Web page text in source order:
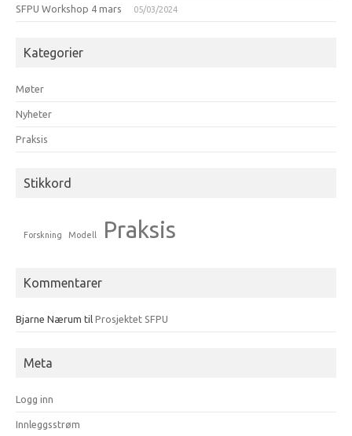
SFPU Workshop 4 mars 05/03/2024
Kategorier
Møter
Nyheter
Praksis
Stikkord
Forskning Modell Praksis
Kommentarer
Bjarne Nærum til Prosjektet SFPU
Meta
Logg inn
Innleggsstrøm